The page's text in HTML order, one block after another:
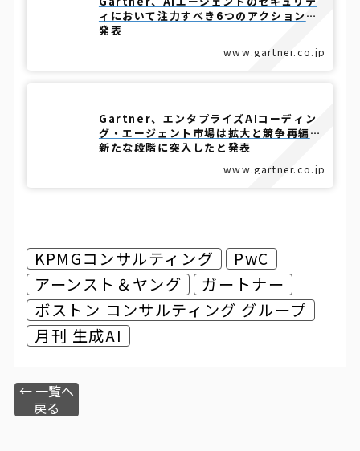
www.gartner.co.jp
ィにおいて注力すべき6つのアクションを
発表
www.gartner.co.jp
Gartner、エンタプライズAIコーディン
グ・エージェント市場は拡大と競争再編の
新たな段階に突入したと発表
KPMGコンサルティング
PwC
アーンスト＆ヤング
ガートナー
ボストン コンサルティング グループ
月刊 生成AI
← 一覧へ
戻る